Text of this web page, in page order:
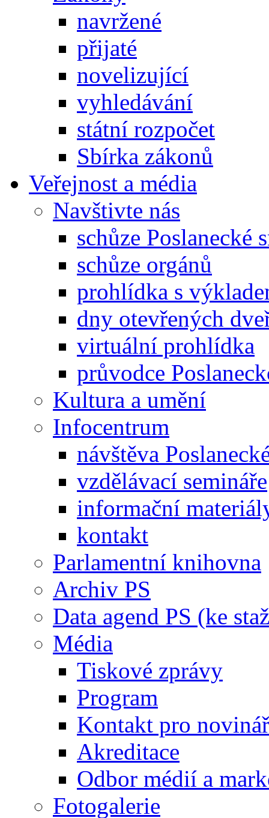
navržené
přijaté
novelizující
vyhledávání
státní rozpočet
Sbírka zákonů
Veřejnost a média
Navštivte nás
schůze Poslanecké
schůze orgánů
prohlídka s
dny otevřených
virtuální prohlídka
průvodce
Kultura a umění
Infocentrum
návštěva
vzdělávací semináře
informační
kontakt
Parlamentní knihovna
Archiv PS
Data agend PS (ke
Média
Tiskové zprávy
Program
Kontakt pro
Akreditace
Odbor médií a
Fotogalerie